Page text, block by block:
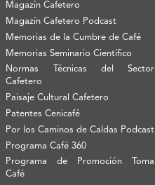
Magazín Cafetero
Magazín Cafetero Podcast
Memorias de la Cumbre de Café
Memorias Seminario Científico
Normas Técnicas del Sector
Cafetero
Paisaje Cultural Cafetero
Patentes Cenicafé
Por los Caminos de Caldas Podcast
Programa Café 360
Programa de Promoción Toma
Café